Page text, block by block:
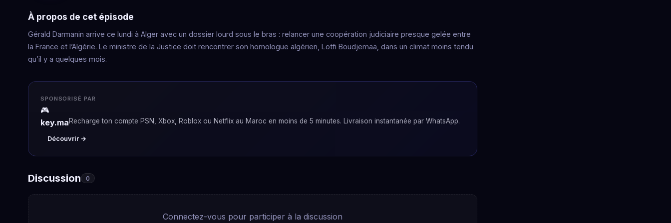
À propos de cet épisode
Gérald Darmanin arrive ce lundi à Alger avec un dossier lourd sous le bras : relancer une coopération judiciaire presque gelée entre
la France et l’Algérie. Le ministre de la Justice doit rencontrer son homologue algérien, Lotfi Boudjemaa, dans un climat moins tendu
qu’il y a quelques mois.
SPONSORISÉ PAR
🎮
key.maRecharge ton compte PSN, Xbox, Roblox ou Netflix au Maroc en moins de 5 minutes. Livraison instantanée par WhatsApp.
Découvrir →
Discussion 0
Connectez-vous pour participer à la discussion